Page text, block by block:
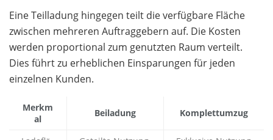
Eine Teilladung hingegen teilt die verfügbare Fläche
zwischen mehreren Auftraggebern auf. Die Kosten
werden proportional zum genutzten Raum verteilt.
Dies führt zu erheblichen Einsparungen für jeden
einzelnen Kunden.
Merkm
al
Beiladung Komplettumzug